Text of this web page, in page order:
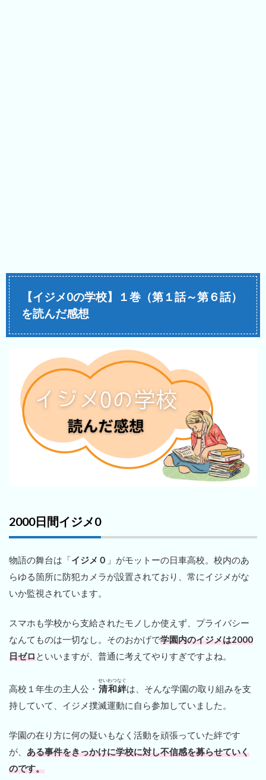
【イジメ0の学校】１巻（第１話～第６話）
を読んだ感想
2000日間イジメ0
物語の舞台は「イジメ０ 」がモットーの日車高校。校内のあ
らゆる箇所に防犯カメラが設置されており、常にイジメがな
いか監視されています。
スマホも学校から支給されたモノしか使えず、プライバシー
なんてものは一切なし。そのおかげで学園内のイジメは2000
日ゼロといいますが、普通に考えてやりすぎですよね。
高校１年生の主人公・ 清和絆
せいわつなぐ
は、そんな学園の取り組みを支
持していて、イジメ撲滅運動に自ら参加していました。
学園の在り方に何の疑いもなく活動を頑張っていた絆です
が、 ある事件をきっかけに学校に対し不信感を募らせていく
のです。